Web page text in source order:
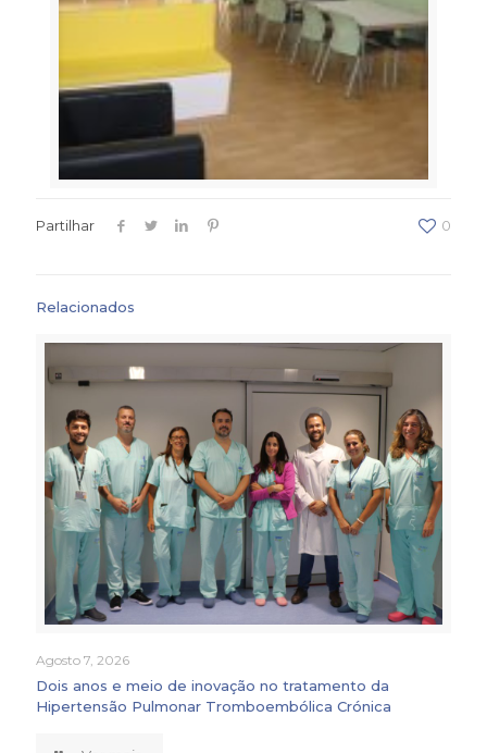
Partilhar 0
Relacionados
Agosto 7, 2026
Dois anos e meio de inovação no tratamento da
Hipertensão Pulmonar Tromboembólica Crónica